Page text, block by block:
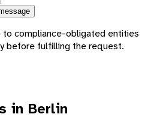
to compliance-obligated entities
before fulfilling the request.
in Berlin